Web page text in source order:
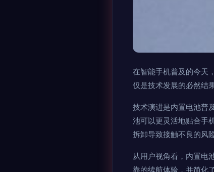
在智能手机普及的今天
仅是技术发展的必然结
技术演进是内置电池普
池可以更灵活地贴合手
拆卸导致接触不良的风
从用户视角看，内置电
靠的续航体验，并简化